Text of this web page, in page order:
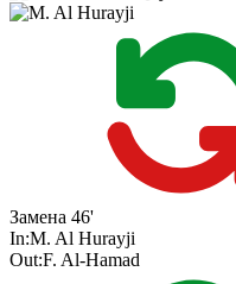
Замена 46'
In:M. Al Hurayji
Out:F. Al-Hamad